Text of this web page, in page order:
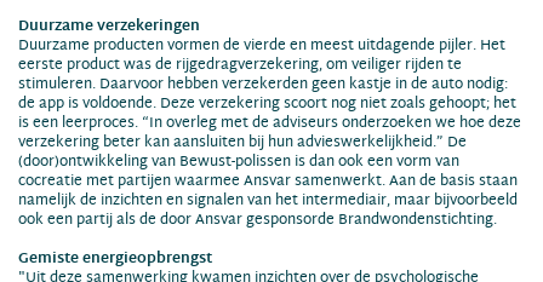
Duurzame verzekeringen
Duurzame producten vormen de vierde en meest uitdagende pijler. Het
eerste product was de rijgedragverzekering, om veiliger rijden te
stimuleren. Daarvoor hebben verzekerden geen kastje in de auto nodig:
de app is voldoende. Deze verzekering scoort nog niet zoals gehoopt; het
is een leerproces. “In overleg met de adviseurs onderzoeken we hoe deze
verzekering beter kan aansluiten bij hun advieswerkelijkheid.” De
(door)ontwikkeling van Bewust-polissen is dan ook een vorm van
cocreatie met partijen waarmee Ansvar samenwerkt. Aan de basis staan
namelijk de inzichten en signalen van het intermediair, maar bijvoorbeeld
ook een partij als de door Ansvar gesponsorde Brandwondenstichting.
Gemiste energieopbrengst
"Uit deze samenwerking kwamen inzichten over de psychologische